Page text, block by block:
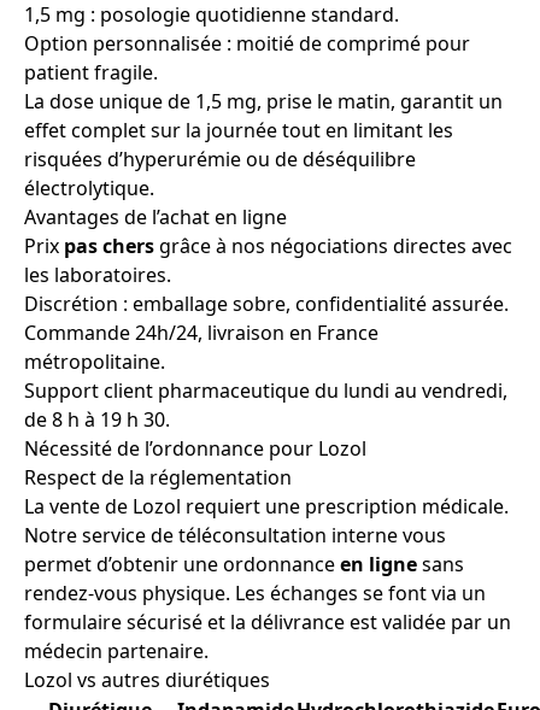
1,5 mg : posologie quotidienne standard.
Option personnalisée : moitié de comprimé pour
patient fragile.
La dose unique de 1,5 mg, prise le matin, garantit un
effet complet sur la journée tout en limitant les
risquées d’hyperurémie ou de déséquilibre
électrolytique.
Avantages de l’achat en ligne
Prix pas chersgrâce à nos négociations directes avec
les laboratoires.
Discrétion : emballage sobre, confidentialité assurée.
Commande 24h/24, livraison en France
métropolitaine.
Support client pharmaceutique du lundi au vendredi,
de 8 h à 19 h 30.
Nécessité de l’ordonnance pour Lozol
Respect de la réglementation
La vente de Lozol requiert une prescription médicale.
Notre service de téléconsultation interne vous
permet d’obtenir une ordonnanceen lignesans
rendez-vous physique. Les échanges se font via un
formulaire sécurisé et la délivrance est validée par un
médecin partenaire.
Lozol vs autres diurétiques